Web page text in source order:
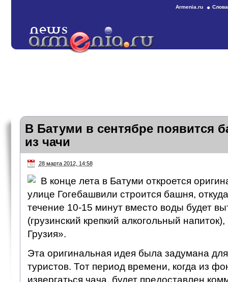
Armenia.ru
В Батуми в сентябре появится
из чачи
28 марта 2012, 14:58
В конце лета в Батуми откроется
улице Гогебашвили строится башня,
течение 10-15 минут вместо воды будет
(грузинский крепкий алкогольный
Грузия».
Эта оригинальная идея была задумана
туристов. Тот период времени, когда из
извергаться чача, будет предоставлен